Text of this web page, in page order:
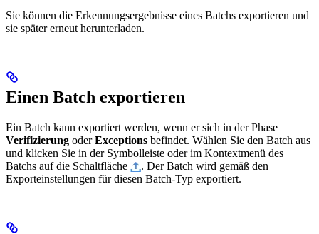
Sie können die Erkennungsergebnisse eines Batchs exportieren und
sie später erneut herunterladen.
Einen Batch exportieren
Ein Batch kann exportiert werden, wenn er sich in der Phase
Verifizierung oderExceptions befindet. Wählen Sie den Batch aus
und klicken Sie in der Symbolleiste oder im Kontextmenü des
Batchs auf die Schaltfläche
. Der Batch wird gemäß den
Exporteinstellungen für diesen Batch-Typ exportiert.